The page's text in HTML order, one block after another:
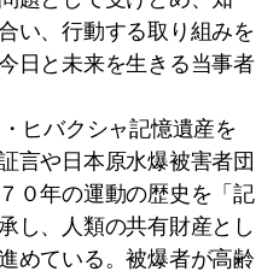
い、行動する取り組みを
日と未来を生きる当事者
ヒバクシャ記憶遺産を
言や日本原水爆被害者団
０年の運動の歴史を「記
し、人類の共有財産とし
めている。被爆者が高齢